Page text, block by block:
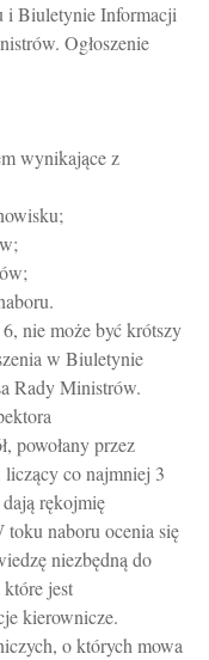
i Biuletynie Informacji
Ogłoszenie
wynikające z
nie może być krótszy
w Biuletynie
Rady Ministrów.
powołany przez
liczący co najmniej 3
rękojmię
toku naboru ocenia się
niezbędną do
jest
kierownicze.
o których mowa